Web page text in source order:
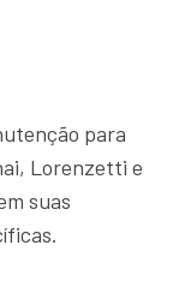
para
Lorenzetti e
suas